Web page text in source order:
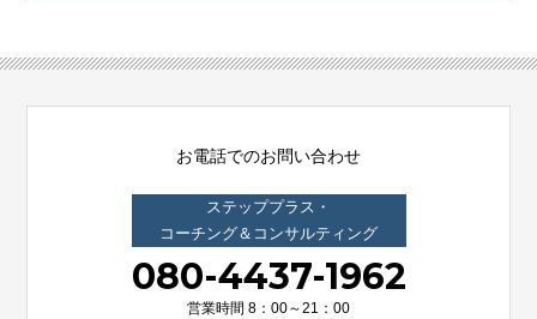
お電話でのお問い合わせ
ステッププラス・
コーチング＆コンサルティング
080-4437-1962
営業時間 8：00～21：00